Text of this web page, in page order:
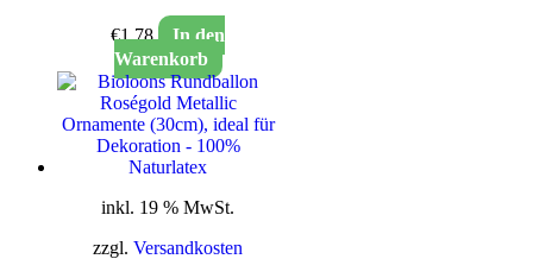
€1,78
In den
Warenkorb
inkl. 19 % MwSt.
zzgl. Versandkosten